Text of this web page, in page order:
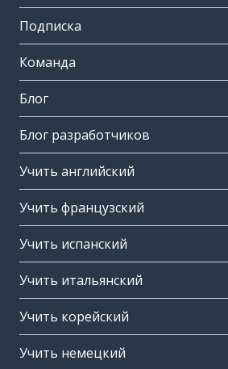
Подписка
Команда
Блог
Блог разработчиков
Учить английский
Учить французский
Учить испанский
Учить итальянский
Учить корейский
Учить немецкий